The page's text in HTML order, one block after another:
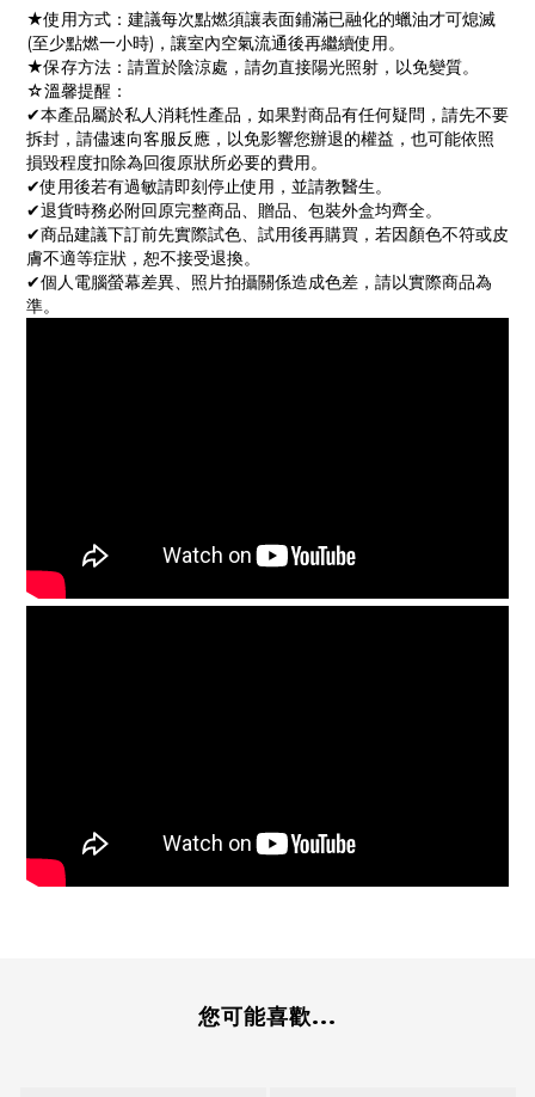
★使用方式：建議每次點燃須讓表面鋪滿已融化的蠟油才可熄滅
(至少點燃一小時)，讓室內空氣流通後再繼續使用。
★保存方法：請置於陰涼處，請勿直接陽光照射，以免變質。
☆溫馨提醒：
✔本產品屬於私人消耗性產品，如果對商品有任何疑問，請先不要
拆封，請儘速向客服反應，以免影響您辦退的權益，也可能依照
損毀程度扣除為回復原狀所必要的費用。
✔使用後若有過敏請即刻停止使用，並請教醫生。
✔退貨時務必附回原完整商品、贈品、包裝外盒均齊全。
✔商品建議下訂前先實際試色、試用後再購買，若因顏色不符或皮
膚不適等症狀，恕不接受退換。
✔個人電腦螢幕差異、照片拍攝關係造成色差，請以實際商品為
準。
您可能喜歡...